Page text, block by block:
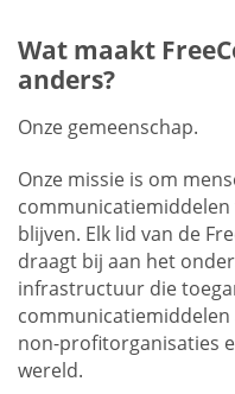
Wat maakt
anders?
Onze gemeenschap.
Onze missie is om
blijven. Elk lid van de
draagt bij aan het
infrastructuur die
non-profitorganisaties
wereld.